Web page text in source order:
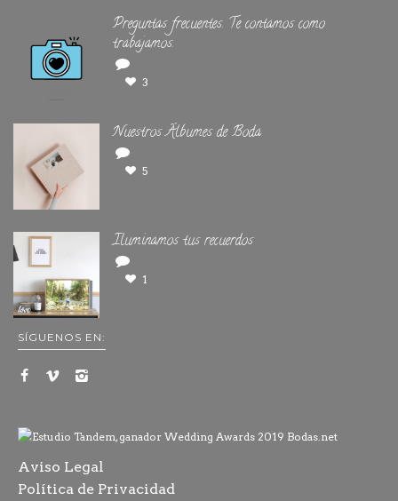
Preguntas frecuentes. Te contamos como
trabajamos.
3
Nuestros Álbumes de Boda
5
Iluminamos tus recuerdos
1
SÍGUENOS EN:
Aviso Legal
Política de Privacidad